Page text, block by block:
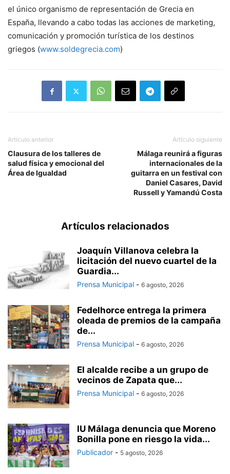
el único organismo de representación de Grecia en
España, llevando a cabo todas las acciones de marketing,
comunicación y promoción turística de los destinos
griegos (www.soldegrecia.com)
Artículo anterior
Clausura de los talleres de
salud física y emocional del
Área de Igualdad
Artículo siguiente
Málaga reunirá a figuras
internacionales de la
guitarra en un festival con
Daniel Casares, David
Russell y Yamandú Costa
Artículos relacionados
Joaquín Villanova celebra la
licitación del nuevo cuartel de la
Guardia...
Prensa Municipal - 6 agosto, 2026
Fedelhorce entrega la primera
oleada de premios de la campaña
de...
Prensa Municipal - 6 agosto, 2026
El alcalde recibe a un grupo de
vecinos de Zapata que...
Prensa Municipal - 6 agosto, 2026
IU Málaga denuncia que Moreno
Bonilla pone en riesgo la vida...
Publicador - 5 agosto, 2026